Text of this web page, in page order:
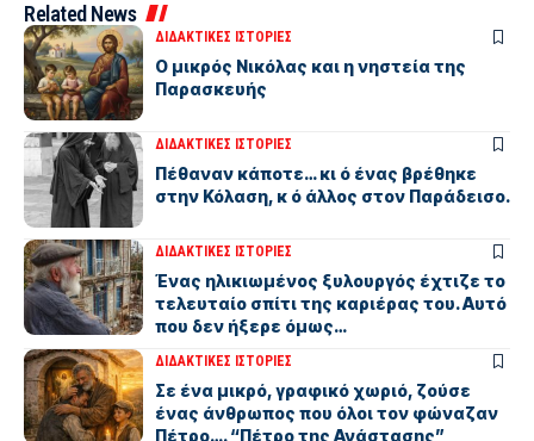
Related News
ΔΙΔΑΚΤΙΚΕΣ ΙΣΤΟΡΙΕΣ
Ο μικρός Νικόλας και η νηστεία της
Παρασκευής
ΔΙΔΑΚΤΙΚΕΣ ΙΣΤΟΡΙΕΣ
Πέθαναν κάποτε… κι ό ένας βρέθηκε
στην Κόλαση, κ ό άλλος στον Παράδεισο.
ΔΙΔΑΚΤΙΚΕΣ ΙΣΤΟΡΙΕΣ
Ένας ηλικιωμένος ξυλουργός έχτιζε το
τελευταίο σπίτι της καριέρας του. Αυτό
που δεν ήξερε όμως…
ΔΙΔΑΚΤΙΚΕΣ ΙΣΤΟΡΙΕΣ
Σε ένα μικρό, γραφικό χωριό, ζούσε
ένας άνθρωπος που όλοι τον φώναζαν
Πέτρο…. “Πέτρο της Ανάστασης”